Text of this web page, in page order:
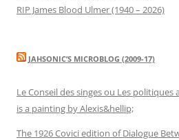
RIP James Blood Ulmer (1940 – 2026)
JAHSONIC’S MICROBLOG (2009-17)
Le Conseil des singes ou Les politiques
is a painting by Alexis&hellip;
The 1926 Covici edition of Dialogue